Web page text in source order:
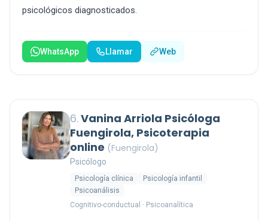
psicológicos diagnosticados.
WhatsApp Llamar Web
6.Vanina Arriola Psicóloga
Fuengirola, Psicoterapia
online (Fuengirola)
Psicólogo
Psicología clínica
Psicología infantil
Psicoanálisis
Cognitivo-conductual · Psicoanalítica